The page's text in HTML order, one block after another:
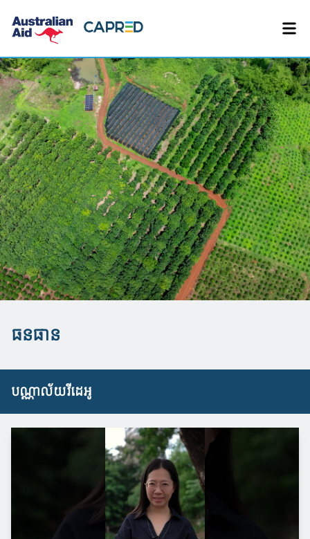
ធនធាន
បណ្ណាល័យវីដេអូ